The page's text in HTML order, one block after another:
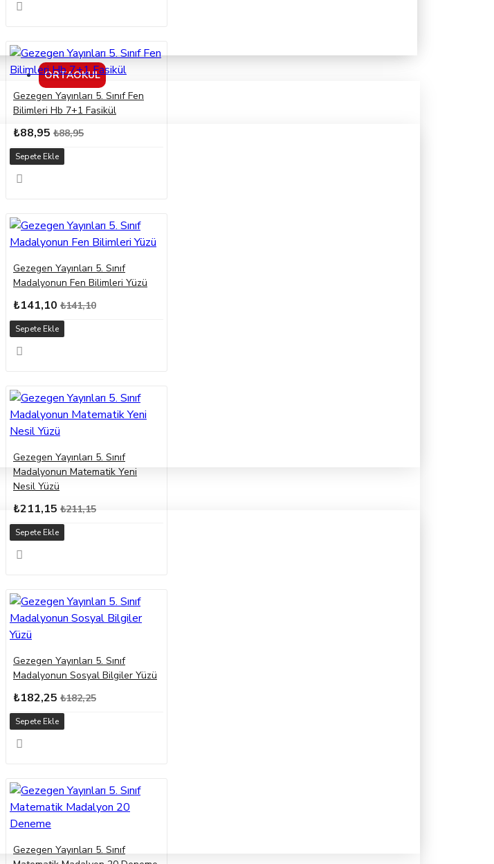
ORTAOKUL
Gezegen Yayınları 5. Sınıf Fen
Bilimleri Hb 7+1 Fasikül
₺88,95 ₺88,95
Sepete Ekle
Gezegen Yayınları 5. Sınıf
Madalyonun Fen Bilimleri Yüzü
₺141,10 ₺141,10
Sepete Ekle
Gezegen Yayınları 5. Sınıf
Madalyonun Matematik Yeni
Nesil Yüzü
₺211,15 ₺211,15
Sepete Ekle
Gezegen Yayınları 5. Sınıf
Madalyonun Sosyal Bilgiler Yüzü
₺182,25 ₺182,25
Sepete Ekle
Gezegen Yayınları 5. Sınıf